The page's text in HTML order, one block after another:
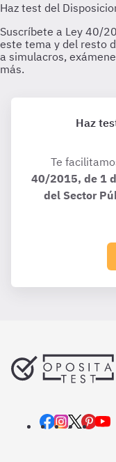
Haz
Te
40/2015, de 1
del Sector